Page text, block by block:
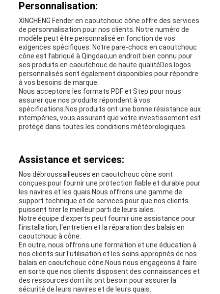
Personnalisation:
XINCHENG Fender en caoutchouc cône offre des services
de personnalisation pour nos clients. Notre numéro de
modèle peut être personnalisé en fonction de vos
exigences spécifiques. Notre pare-chocs en caoutchouc
cône est fabriqué à Qingdao,un endroit bien connu pour
ses produits en caoutchouc de haute qualitéDes logos
personnalisés sont également disponibles pour répondre
à vos besoins de marque.
Nous acceptons les formats PDF et Step pour nous
assurer que nos produits répondent à vos
spécifications.Nos produits ont une bonne résistance aux
intempéries, vous assurant que votre investissement est
protégé dans toutes les conditions météorologiques.
Assistance et services:
Nos débroussailleuses en caoutchouc cône sont
conçues pour fournir une protection fiable et durable pour
les navires et les quais.Nous offrons une gamme de
support technique et de services pour que nos clients
puissent tirer le meilleur parti de leurs ailes.
Notre équipe d'experts peut fournir une assistance pour
l'installation, l'entretien et la réparation des balais en
caoutchouc à cône.
En outre, nous offrons une formation et une éducation à
nos clients sur l'utilisation et les soins appropriés de nos
balais en caoutchouc cône.Nous nous engageons à faire
en sorte que nos clients disposent des connaissances et
des ressources dont ils ont besoin pour assurer la
sécurité de leurs navires et de leurs quais..